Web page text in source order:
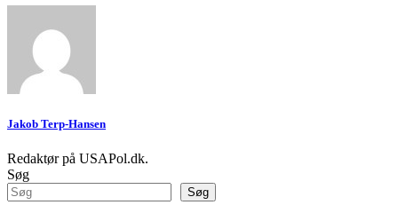
Jakob Terp-Hansen
Redaktør på USAPol.dk.
Søg
Søg